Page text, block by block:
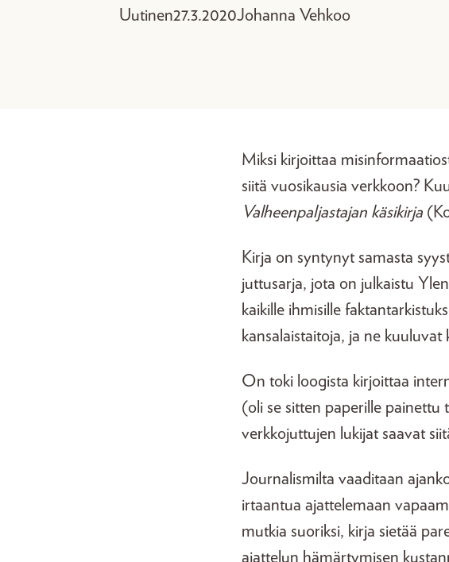
Uutinen27.3.2020Johanna Vehkoo
Miksi kirjoittaa
siitä vuosikausia verkkoon?
Valheenpaljastajan käsikirja
Kirja on syntynyt samasta
juttusarja, jota on julkaistu
kaikille ihmisille
kansalaistaitoja, ja ne kuuluvat
On toki loogista kirjoittaa
(oli se sitten paperille painettu
verkkojuttujen lukijat saavat
Journalismilta vaaditaan
irtaantua ajattelemaan
mutkia suoriksi, kirja sietää
ajattelun hämärtymisen